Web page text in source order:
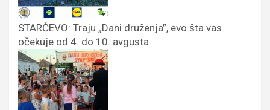
STARČEVO: Traju „Dani druženja”, evo šta vas
očekuje od 4. do 10. avgusta